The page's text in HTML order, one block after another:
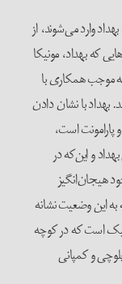
وارد می‌شوند، از
بهداد، مونیکا
موجب همکاری با
با نشان دادن
پارامونت است،
و این‌که در
هیجان‌انگیز
این وضعیت نشانه
است که در کوچه
و کمپانی